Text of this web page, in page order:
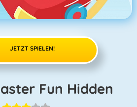
JETZT SPIELEN!
Fun Hidden